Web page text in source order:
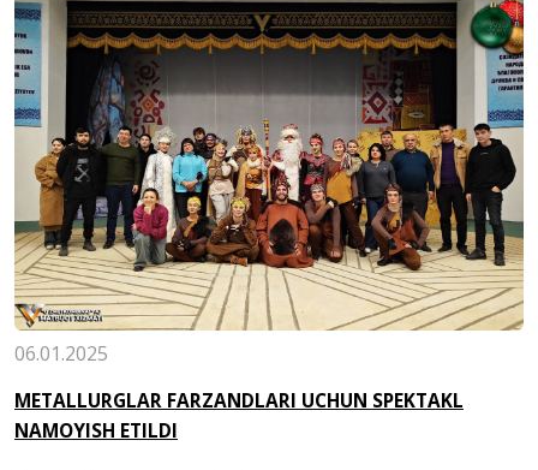
06.01.2025
METALLURGLAR FARZANDLARI UCHUN SPEKTAKL
NAMOYISH ETILDI